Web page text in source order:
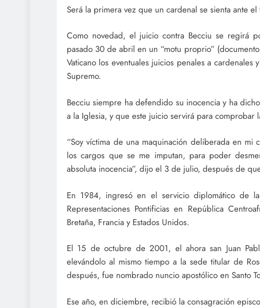
Será la primera vez que un cardenal se sienta ante
Como novedad, el juicio contra Becciu se regirá
pasado 30 de abril en un “motu proprio”
Vaticano los eventuales juicios penales a
Supremo.
Becciu siempre ha defendido su inocencia y ha
a la Iglesia, y que este juicio servirá para comprobar
“Soy víctima de una maquinación deliberada en
los cargos que se me imputan, para poder
absoluta inocencia”, dijo el 3 de julio, después de
En 1984, ingresó en el servicio diplomático de
Representaciones Pontificias en República
Bretaña, Francia y Estados Unidos.
El 15 de octubre de 2001, el ahora san Juan
elevándolo al mismo tiempo a la sede titular de
después, fue nombrado nuncio apostólico en Santo
Ese año, en diciembre, recibió la consagración